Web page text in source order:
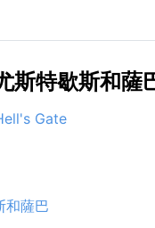
斯特歇斯和
Gate
和薩巴